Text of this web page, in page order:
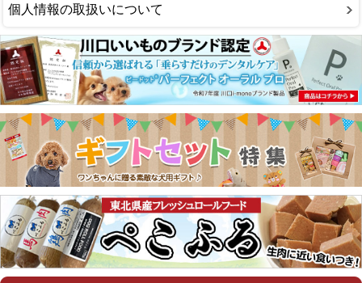
個人情報の取扱いについて